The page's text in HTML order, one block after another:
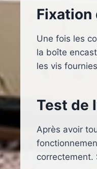
Fixation
Une fois les
la boîte
les vis
Test de
Après avoir
correctement.